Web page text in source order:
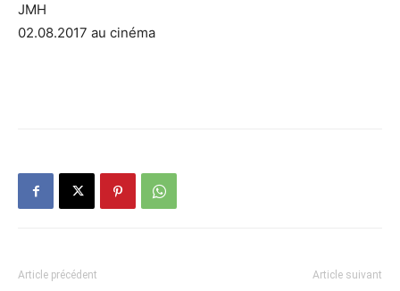
JMH
02.08.2017 au cinéma
Article précédent Article suivant